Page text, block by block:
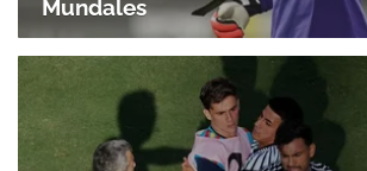
Mundales